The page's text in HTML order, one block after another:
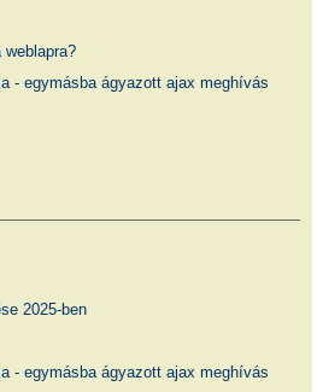
- egymásba ágyazott ajax meghívás
2025-ben
- egymásba ágyazott ajax meghívás